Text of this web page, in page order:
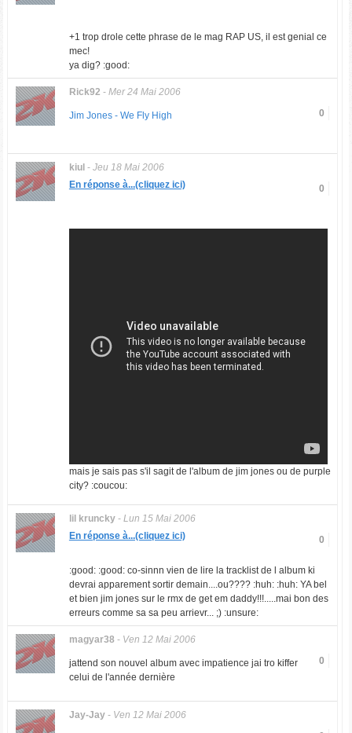
+1 trop drole cette phrase de le mag RAP US, il est genial ce
mec!
ya dig? :good:
Rick92 - Mer 24 Mai 2006
0
Jim Jones - We Fly High
kiul - Jeu 18 Mai 2006
0
En réponse à...(cliquez ici)
mais je sais pas s'il sagit de l'album de jim jones ou de purple
city? :coucou:
lil kruncky- Lun 15 Mai 2006
0
En réponse à...(cliquez ici)
:good: :good: co-sinnn vien de lire la tracklist de l album ki
devrai apparement sortir demain....ou???? :huh: :huh: YA bel
et bien jim jones sur le rmx de get em daddy!!!.....mai bon des
erreurs comme sa sa peu arrievr... ;) :unsure:
magyar38 - Ven 12 Mai 2006
0
jattend son nouvel album avec impatience jai tro kiffer
celui de l'année dernière
Jay-Jay- Ven 12 Mai 2006